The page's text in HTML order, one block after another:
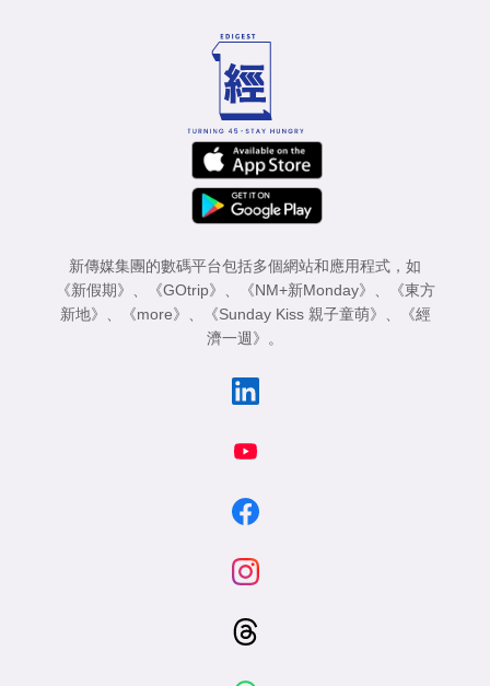
新傳媒集團的數碼平台包括多個網站和應用程式，如
《新假期》
《GOtrip》 《NM+新Monday》
《東方
新地》
《more》 《Sunday Kiss 親子童萌》
《經
濟一週》
。